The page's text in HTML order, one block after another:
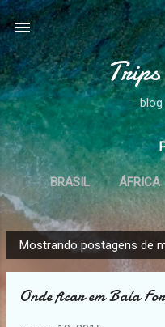
Pular para
blog
BRASIL ÁFRICA
P
o
Mostrando postagens de
Onde ficar em Baía